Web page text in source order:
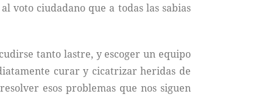
voto ciudadano que a todas las sabias
tanto lastre, y escoger un equipo
curar y cicatrizar heridas de
esos problemas que nos siguen